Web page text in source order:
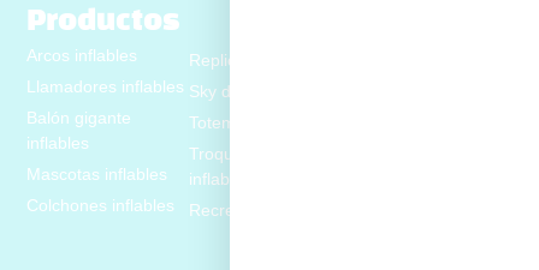
Productos
Arcos inflables
Llamadores inflables
Balón gigante
inflables
Mascotas inflables
Colchones inflables
Replicas inflables
Sky dancer inflables
Totem inflables
Troquelados
inflables
Recreativos inflables